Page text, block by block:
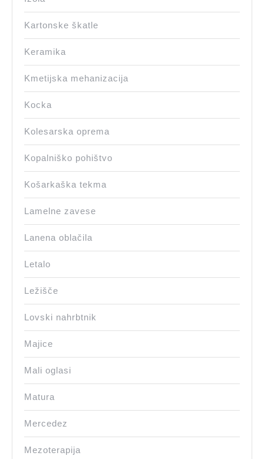
Kartonske škatle
Keramika
Kmetijska mehanizacija
Kocka
Kolesarska oprema
Kopalniško pohištvo
Košarkaška tekma
Lamelne zavese
Lanena oblačila
Letalo
Ležišče
Lovski nahrbtnik
Majice
Mali oglasi
Matura
Mercedez
Mezoterapija